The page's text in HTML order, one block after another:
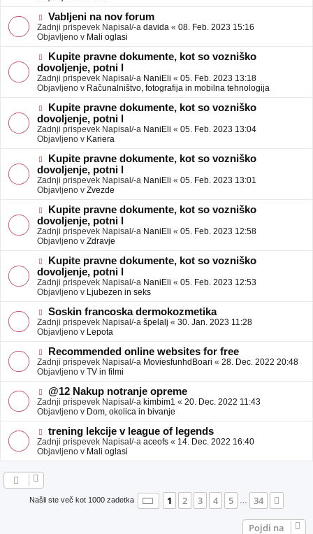
a
v
e
e
o
b
j
a
v
e
N
o
v
e
o
b
j
a
v
e
Vabljeni na nov forum
Zadnji prispevek Napisal/-a davida « 08. Feb. 2023 15:16
Objavljeno v Mali oglasi
N
o
v
e
o
b
a
v
e
Kupite pravne dokumente, kot so vozniško
dovoljenje, potni l
Zadnji prispevek Napisal/-a NaniEli « 05. Feb. 2023 13:18
Objavljeno v Računalništvo, fotografija in mobilna tehnologija
N
o
v
e
o
b
a
v
e
Kupite pravne dokumente, kot so vozniško
dovoljenje, potni l
Zadnji prispevek Napisal/-a NaniEli « 05. Feb. 2023 13:04
Objavljeno v Kariera
N
o
v
e
o
b
a
v
e
Kupite pravne dokumente, kot so vozniško
dovoljenje, potni l
Zadnji prispevek Napisal/-a NaniEli « 05. Feb. 2023 13:01
Objavljeno v Zvezde
N
o
v
e
o
b
a
v
e
Kupite pravne dokumente, kot so vozniško
dovoljenje, potni l
Zadnji prispevek Napisal/-a NaniEli « 05. Feb. 2023 12:58
Objavljeno v Zdravje
N
o
v
e
o
b
j
a
v
e
Kupite pravne dokumente, kot so vozniško
dovoljenje, potni l
Zadnji prispevek Napisal/-a NaniEli « 05. Feb. 2023 12:53
Objavljeno v Ljubezen in seks
N
o
v
e
o
b
j
a
v
e
Soskin francoska dermokozmetika
Zadnji prispevek Napisal/-a špelalj « 30. Jan. 2023 11:28
Objavljeno v Lepota
N
o
v
e
o
b
j
a
v
e
Recommended online websites for free
Zadnji prispevek Napisal/-a MoviesfunhdBoari « 28. Dec. 2022 20:48
Objavljeno v TV in filmi
N
o
v
e
o
b
j
a
@12 Nakup notranje opreme
Zadnji prispevek Napisal/-a kimbim1 « 20. Dec. 2022 11:43
Objavljeno v Dom, okolica in bivanje
N
o
v
e
a
trening lekcije v league of legends
Zadnji prispevek Napisal/-a aceofs « 14. Dec. 2022 16:40
Objavljeno v Mali oglasi
Našli ste več kot 1000 zadetka Stran 1od34
1 2 3 4 5 … 34
Pojdi na